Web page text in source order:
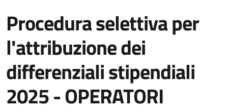
Procedura selettiva per
l'attribuzione dei
differenziali stipendiali
2025 - OPERATORI